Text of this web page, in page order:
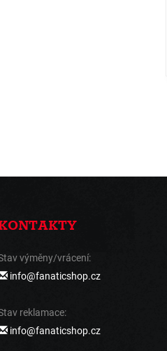
výměny/vrácení:
info@fanaticshop.cz
reklamace:
info@fanaticshop.cz